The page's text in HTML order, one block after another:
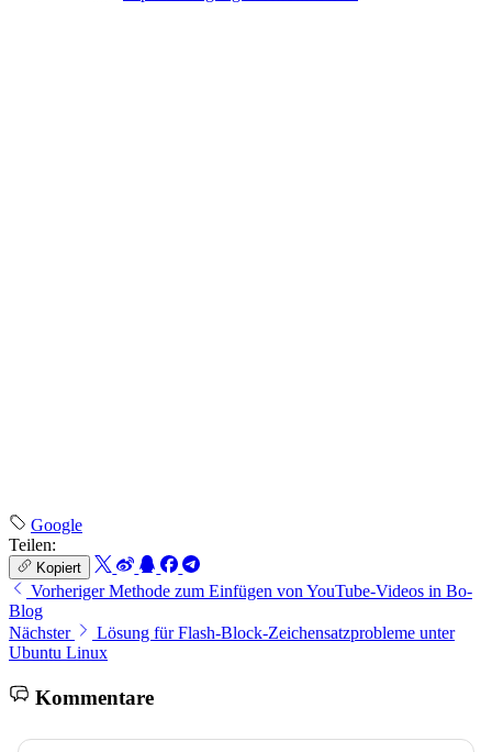
Google
Teilen:
Kopiert
VorherigerMethode zum Einfügen von YouTube-Videos in Bo-
Blog
Nächster
Lösung für Flash-Block-Zeichensatzprobleme unter
Ubuntu Linux
Kommentare